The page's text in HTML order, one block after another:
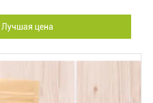
Лучшая цена